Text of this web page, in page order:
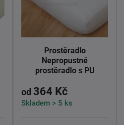
Prostěradlo
Nepropustné
prostěradlo s PU
od 364 Kč
Skladem > 5 ks